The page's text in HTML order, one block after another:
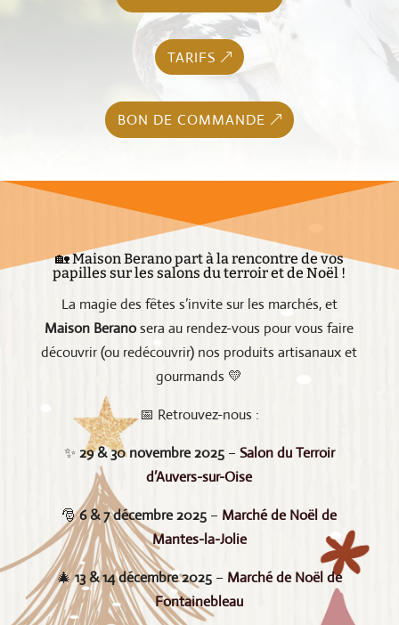
TARIFS
BON DE COMMANDE
🏡 Maison Berano part à la rencontre de vos
papilles sur les salons du terroir et de Noël !
La magie des fêtes s’invite sur les marchés, et
Maison Beranosera au rendez-vous pour vous faire
découvrir (ou redécouvrir) nos produits artisanaux et
gourmands 💛
📅 Retrouvez-nous :
✨ 29 & 30 novembre 2025– Salon du Terroir
d’Auvers-sur-Oise
🎅6 & 7 décembre 2025 – Marché de Noël de
Mantes-la-Jolie
🎄13 & 14 décembre 2025– Marché de Noël de
Fontainebleau